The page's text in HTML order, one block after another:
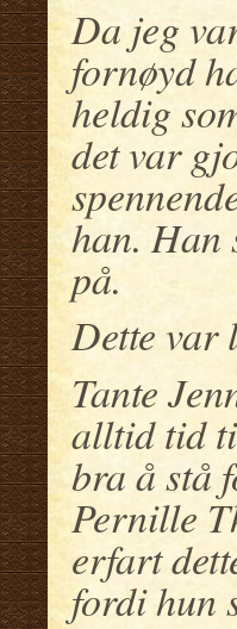
Da jeg
fornøyd
heldig
det var
han. Han
på.
Dette var
Tante
alltid tid
bra å stå
Pernille
erfart
fordi hun